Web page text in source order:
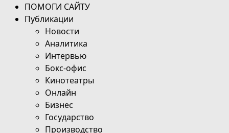
ПОМОГИ САЙТУ
Публикации
Новости
Аналитика
Интервью
Бокс-офис
Кинотеатры
Онлайн
Бизнес
Государство
Производство